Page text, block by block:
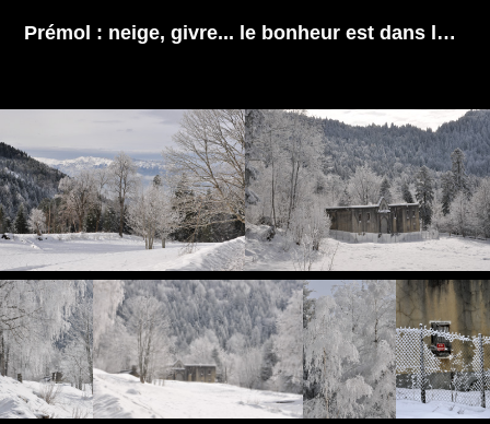
Prémol : neige, givre... le bonheur est dans le pré!